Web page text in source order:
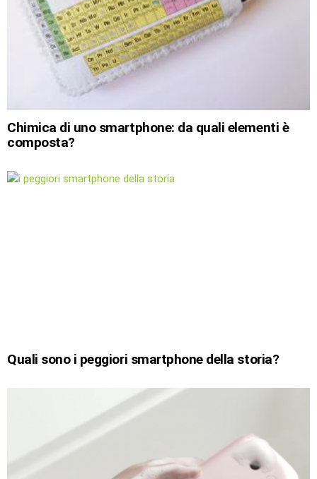
Chimica di uno smartphone: da quali elementi è
composta?
Quali sono i peggiori smartphone della storia?